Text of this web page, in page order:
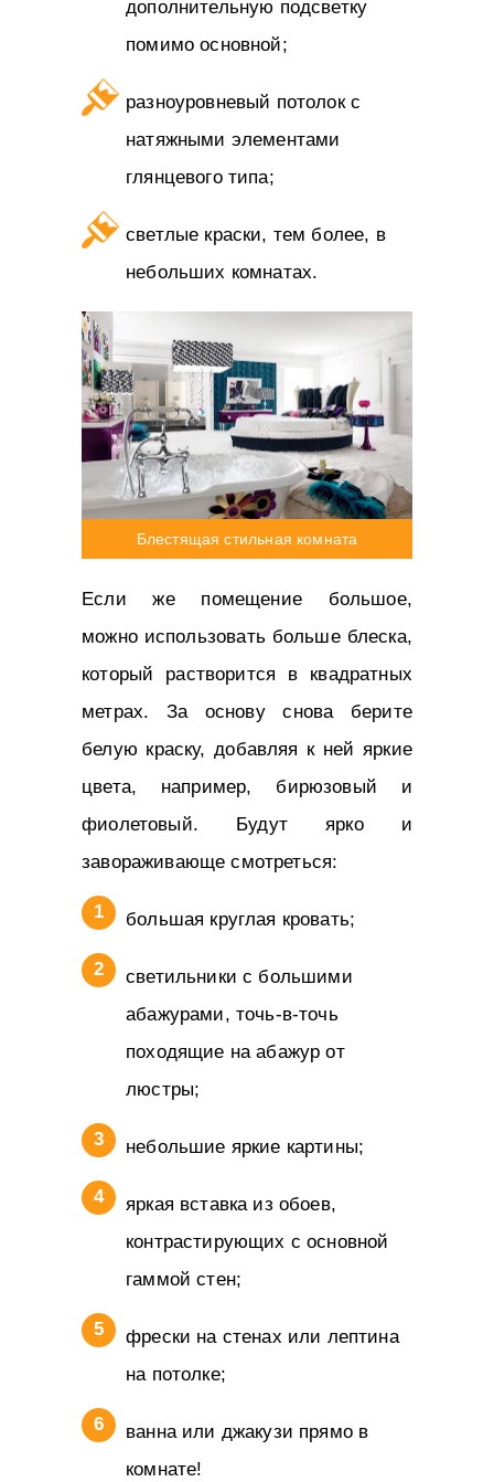
дополнительную подсветку
помимо основной;
разноуровневый потолок с
натяжными элементами
глянцевого типа;
светлые краски, тем более, в
небольших комнатах.
Блестящая стильная комната
Если же помещение большое,
можно использовать больше блеска,
который растворится в квадратных
метрах. За основу снова берите
белую краску, добавляя к ней яркие
цвета, например, бирюзовый и
фиолетовый. Будут ярко и
завораживающе смотреться:
большая круглая кровать;
светильники с большими
абажурами, точь-в-точь
походящие на абажур от
люстры;
небольшие яркие картины;
яркая вставка из обоев,
контрастирующих с основной
гаммой стен;
фрески на стенах или лептина
на потолке;
ванна или джакузи прямо в
комнате!